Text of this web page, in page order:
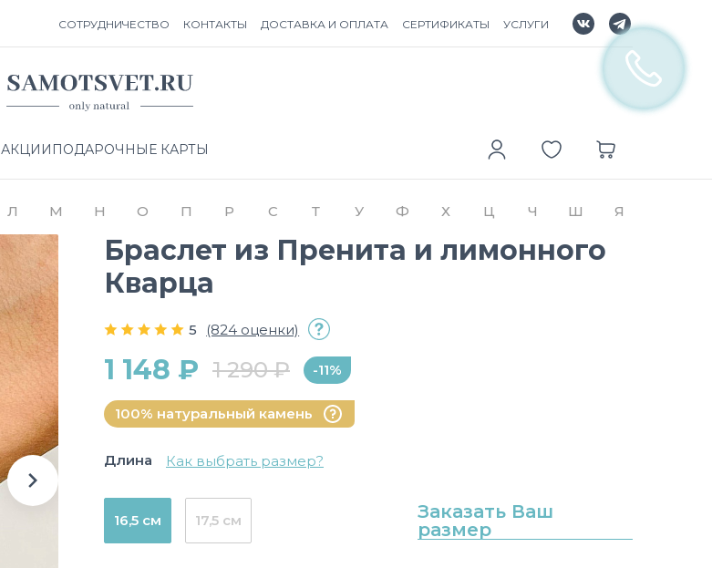
СОТРУДНИЧЕСТВО КОНТАКТЫ ДОСТАВКА И ОПЛАТА СЕРТИФИКАТЫ УСЛУГИ
АКЦИИ ПОДАРОЧНЫЕ КАРТЫ
Л М Н О П Р С Т У Ф Х Ц Ч Ш Я
Браслет из Пренита и лимонного
Кварца
5 (824 оценки)
1 148 ₽ 1 290 ₽ -11%
100% натуральный камень
Длина Как выбрать размер?
16,5 см 17,5 см
Заказать Ваш
размер